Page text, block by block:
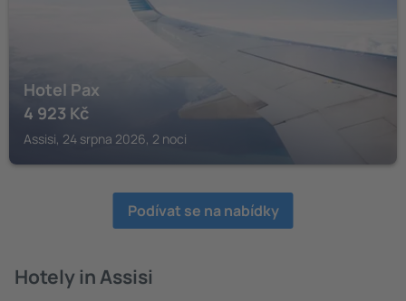
Hotel Pax
4 923 Kč
Assisi, 24 srpna 2026, 2 noci
Podívat se na nabídky
Hotely in Assisi